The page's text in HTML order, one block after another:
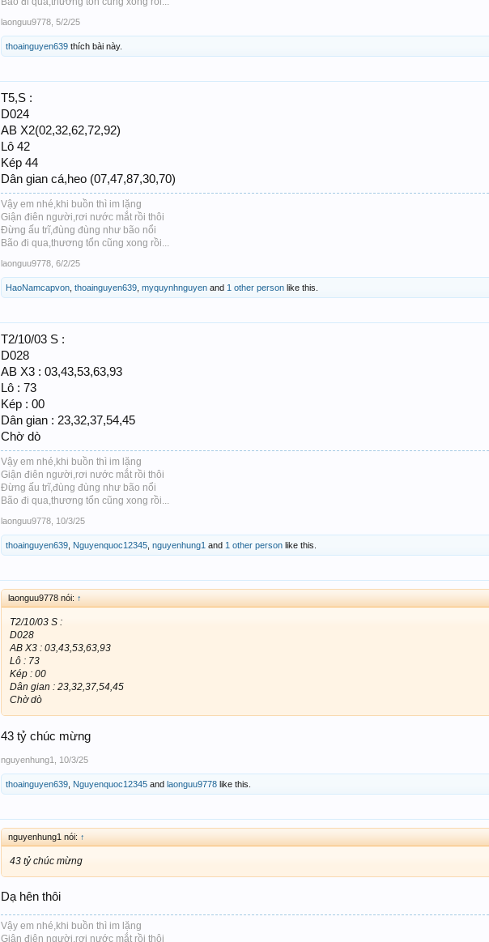
laonguu9778 5/2/25
thoainguyen639 thích bài này.
T5,S :
D024
AB X2(02,32,62,72,92)
Lô 42
Kép 44
Dân gian cá,heo (07,47,87,30,70)
Vậy em nhé,khi buồn thì im lặng
Giận điên người,rơi nước mắt rồi thôi
Đừng ấu trĩ,đùng đùng như bão nổi
Bão đi qua,thương tổn cũng xong rồi...
laonguu9778 6/2/25
HaoNamcapvon thoainguyen639 myquynhnguyen and 1 other person like this.
T2/10/03 S :
D028
AB X3 : 03,43,53,63,93
Lô : 73
Kép : 00
Dân gian : 23,32,37,54,45
Chờ dò
Vậy em nhé,khi buồn thì im lặng
Giận điên người,rơi nước mắt rồi thôi
Đừng ấu trĩ,đùng đùng như bão nổi
Bão đi qua,thương tổn cũng xong rồi...
laonguu9778 10/3/25
thoainguyen639 Nguyenquoc12345 nguyenhung1 and 1 other person like this.
laonguu9778 nói: ↑
T2/10/03 S :
D028
AB X3 : 03,43,53,63,93
Lô : 73
Kép : 00
Dân gian : 23,32,37,54,45
Chờ dò
43 tỷ chúc mừng
nguyenhung1 10/3/25
thoainguyen639 Nguyenquoc12345 and laonguu9778 like this.
nguyenhung1 nói: ↑
43 tỷ chúc mừng
Dạ hên thôi
Vậy em nhé,khi buồn thì im lặng
Giận điên người,rơi nước mắt rồi thôi